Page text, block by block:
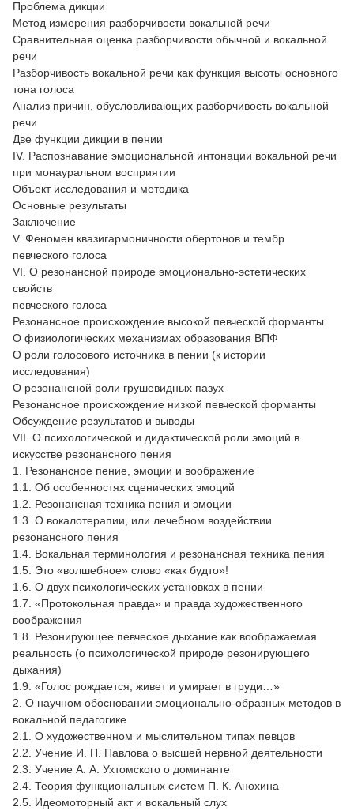
Проблема дикции
Метод измерения разборчивости вокальной речи
Сравнительная оценка разборчивости обычной и вокальной
речи
Разборчивость вокальной речи как функция высоты основного
тона голоса
Анализ причин, обусловливающих разборчивость вокальной
речи
Две функции дикции в пении
IV. Распознавание эмоциональной интонации вокальной речи
при монауральном восприятии
Объект исследования и методика
Основные результаты
Заключение
V. Феномен квазигармоничности обертонов и тембр
певческого голоса
VI. О резонансной природе эмоционально-эстетических
свойств
певческого голоса
Резонансное происхождение высокой певческой форманты
О физиологических механизмах образования ВПФ
О роли голосового источника в пении (к истории
исследования)
О резонансной роли грушевидных пазух
Резонансное происхождение низкой певческой форманты
Обсуждение результатов и выводы
VII. О психологической и дидактической роли эмоций в
искусстве резонансного пения
1. Резонансное пение, эмоции и воображение
1.1. Об особенностях сценических эмоций
1.2. Резонансная техника пения и эмоции
1.3. О вокалотерапии, или лечебном воздействии
резонансного пения
1.4. Вокальная терминология и резонансная техника пения
1.5. Это «волшебное» слово «как будто»!
1.6. О двух психологических установках в пении
1.7. «Протокольная правда» и правда художественного
воображения
1.8. Резонирующее певческое дыхание как воображаемая
реальность (о психологической природе резонирующего
дыхания)
1.9. «Голос рождается, живет и умирает в груди…»
2. О научном обосновании эмоционально-образных методов в
вокальной педагогике
2.1. О художественном и мыслительном типах певцов
2.2. Учение И. П. Павлова о высшей нервной деятельности
2.3. Учение А. А. Ухтомского о доминанте
2.4. Теория функциональных систем П. К. Анохина
2.5. Идеомоторный акт и вокальный слух